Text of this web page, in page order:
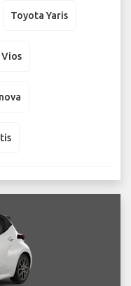
Toyota Yaris